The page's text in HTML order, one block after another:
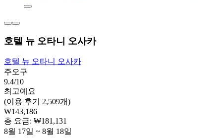
호텔 뉴 오타니 오사카
호텔 뉴 오타니 오사카
주오구
9.4/10
최고예요
(이용 후기 2,509개)
₩143,186
총 요금: ₩181,131
8월 17일 ~ 8월 18일